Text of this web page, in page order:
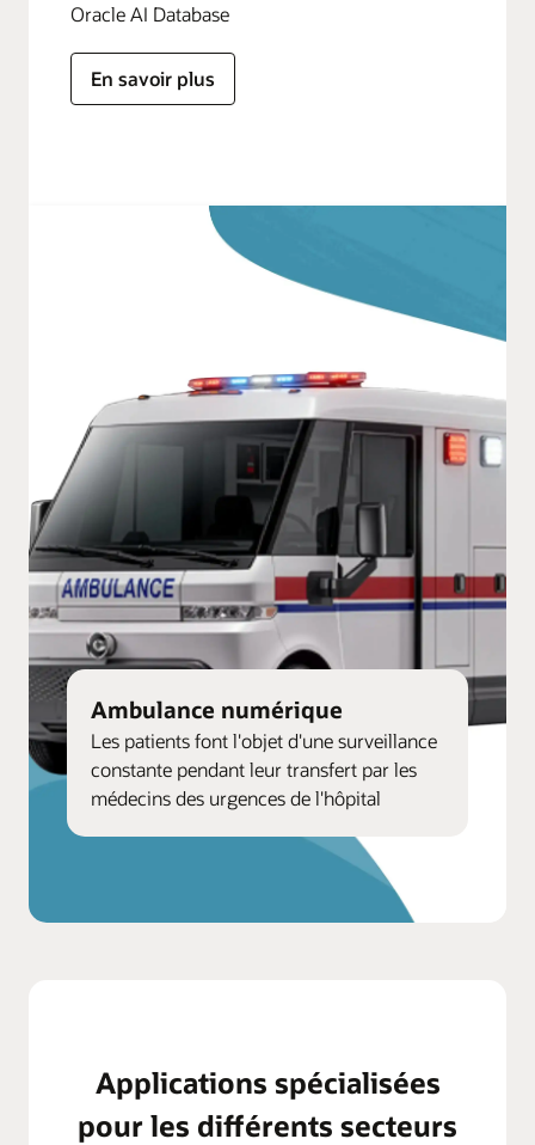
Ambulance numérique
Les patients font l'objet d'une surveillance
constante pendant leur transfert par les
médecins des urgences de l'hôpital
Oracle AI Database
En savoir plus
Applications spécialisées
pour les différents secteurs